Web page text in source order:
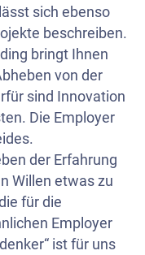
sich ebenso
beschreiben.
bringt Ihnen
von der
sind Innovation
Die Employer
der Erfahrung
Willen etwas zu
für die
Employer
ist für uns